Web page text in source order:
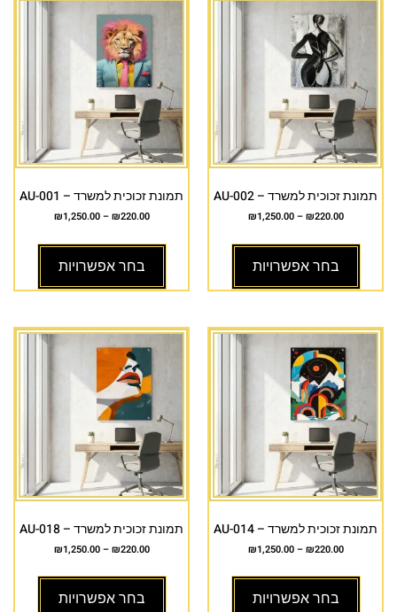
תמונת זכוכית למשרד – AU-002
₪220.00
–
₪1,250.00
בחר אפשרויות
תמונת זכוכית למשרד – AU-001
₪220.00
–
₪1,250.00
בחר אפשרויות
תמונת זכוכית למשרד – AU-014
₪220.00
–
₪1,250.00
בחר אפשרויות
תמונת זכוכית למשרד – AU-018
₪220.00
–
₪1,250.00
בחר אפשרויות